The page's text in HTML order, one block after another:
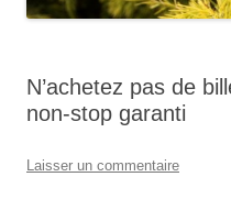
N’achetez pas de
non-stop garanti
Laisser un commentaire